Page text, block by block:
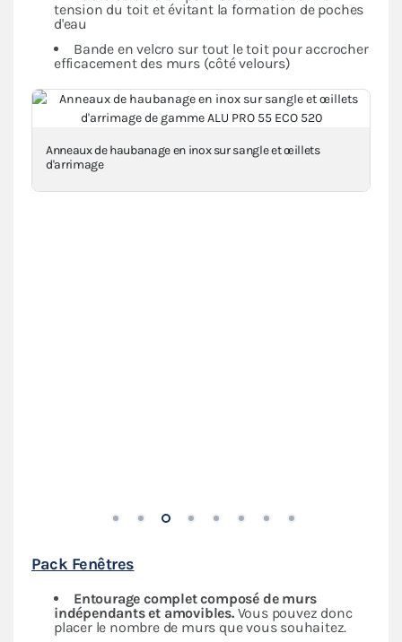
tension du toit et évitant la formation de poches
d'eau
Bande en velcro sur tout le toit pour accrocher
efficacement des murs (côté velours)
Pack Fenêtres
Entourage complet composé de murs
indépendantset amovibles. Vous pouvez donc
placer le nombre de murs que vous souhaitez.